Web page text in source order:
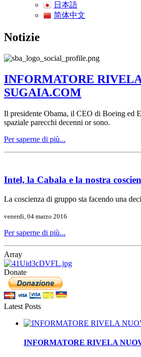
日本語
简体中文
Notizie
INFORMATORE
SUGAIA.COM
Il presidente Obama, il CEO di Boeing ed
spaziale parecchi decenni or sono.
Per saperne di più...
Intel, la Cabala e la nostra
La coscienza di gruppo sta facendo una
venerdì, 04 marzo 2016
Per saperne di più...
Array
Donate
Latest Posts
INFORMATORE RIVELA